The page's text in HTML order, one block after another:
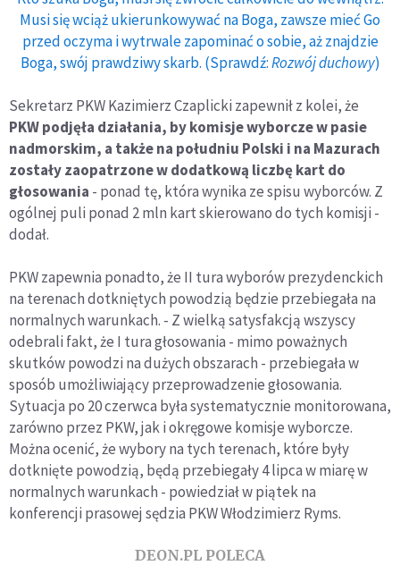
Musi się wciąż ukierunkowywać na Boga, zawsze mieć Go
przed oczyma i wytrwale zapominać o sobie, aż znajdzie
Boga, swój prawdziwy skarb. (Sprawdź:Rozwój duchowy)
Sekretarz PKW Kazimierz Czaplicki zapewnił z kolei, że
PKW podjęła działania, by komisje wyborcze w pasie
nadmorskim, a także na południu Polski i na Mazurach
zostały zaopatrzone w dodatkową liczbę kart do
głosowania - ponad tę, która wynika ze spisu wyborców. Z
ogólnej puli ponad 2 mln kart skierowano do tych komisji -
dodał.
PKW zapewnia ponadto, że II tura wyborów prezydenckich
na terenach dotkniętych powodzią będzie przebiegała na
normalnych warunkach. - Z wielką satysfakcją wszyscy
odebrali fakt, że I tura głosowania - mimo poważnych
skutków powodzi na dużych obszarach - przebiegała w
sposób umożliwiający przeprowadzenie głosowania.
Sytuacja po 20 czerwca była systematycznie monitorowana,
zarówno przez PKW, jak i okręgowe komisje wyborcze.
Można ocenić, że wybory na tych terenach, które były
dotknięte powodzią, będą przebiegały 4 lipca w miarę w
normalnych warunkach - powiedział w piątek na
konferencji prasowej sędzia PKW Włodzimierz Ryms.
DEON.PL POLECA